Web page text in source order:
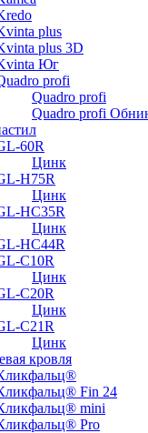
plus
plus 3D
Юг
profi
Quadro profi
Quadro profi
60R
Цинк
H75R
Цинк
HC35R
Цинк
HC44R
С10R
Цинк
С20R
Цинк
С21R
Цинк
кровля
Fin 24
mini
Pro